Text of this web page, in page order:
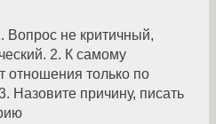
Вопрос не критичный,
2. К самому
отношения только по
Назовите причину, писать